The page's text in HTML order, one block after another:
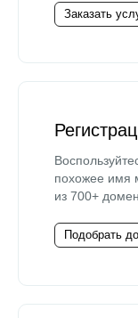
Заказать
похожее имя
из 700+
Подобрать